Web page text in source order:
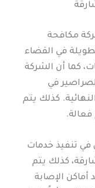
مكافحة
في القضاء
كما أن الشركة
في
كذلك يتم
فعالة.
تنفيذ خدمات
كذلك يتم
الإصابة